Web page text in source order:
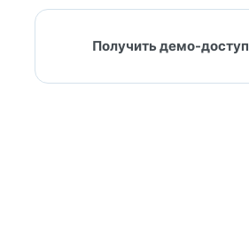
Получить демо-доступ